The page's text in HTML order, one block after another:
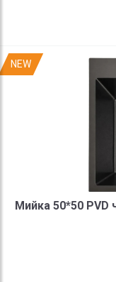
NEW
Мийка 50*50 PVD